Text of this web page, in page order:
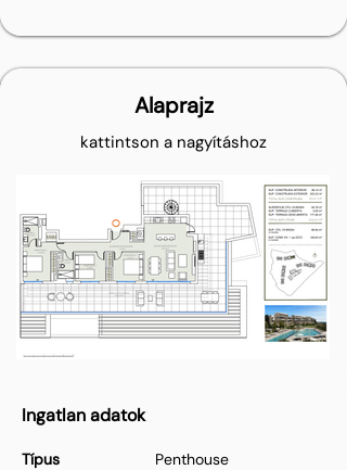
Alaprajz
kattintson a nagyításhoz
Ingatlan adatok
Típus Penthouse